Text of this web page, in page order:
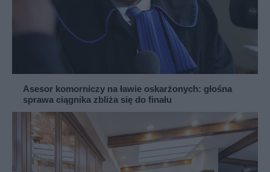
Asesor komorniczy na ławie oskarżonych: głośna
sprawa ciągnika zbliża się do finału